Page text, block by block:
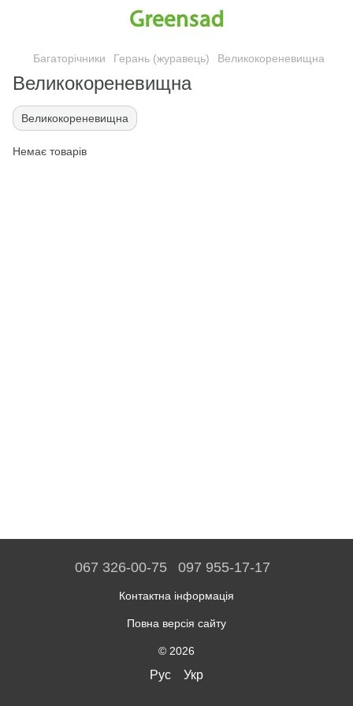
Багаторічники Герань (журавець) Великокореневищна
Великокореневищна
Великокореневищна
Немає товарів
067 326-00-75 097 955-17-17
Контактна інформація
Повна версія сайту
© 2026
Рус Укр